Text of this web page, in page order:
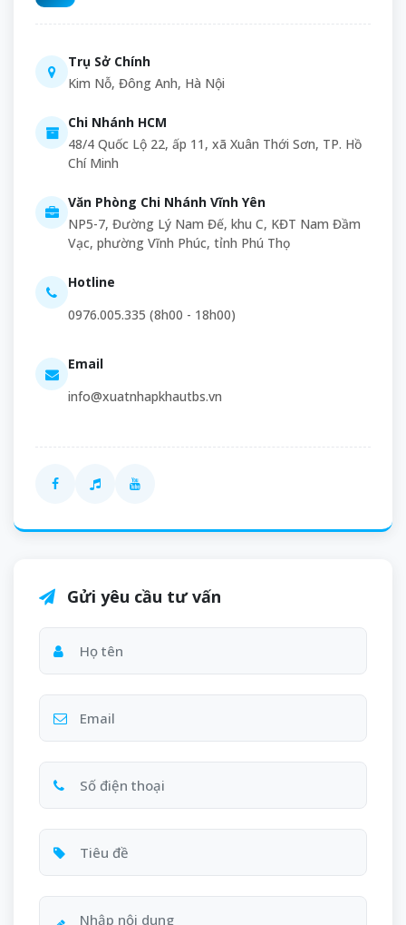
Trụ Sở Chính
Kim Nỗ, Đông Anh, Hà Nội
Chi Nhánh HCM
48/4 Quốc Lộ 22, ấp 11, xã Xuân Thới Sơn, TP. Hồ
Chí Minh
Văn Phòng Chi Nhánh Vĩnh Yên
NP5-7, Đường Lý Nam Đế, khu C, KĐT Nam Đầm
Vạc, phường Vĩnh Phúc, tỉnh Phú Thọ
Hotline
0976.005.335 (8h00 - 18h00)
Email
info@xuatnhapkhautbs.vn
Gửi yêu cầu tư vấn
Họ tên
Email
Số điện thoại
Tiêu đề
Nội dung